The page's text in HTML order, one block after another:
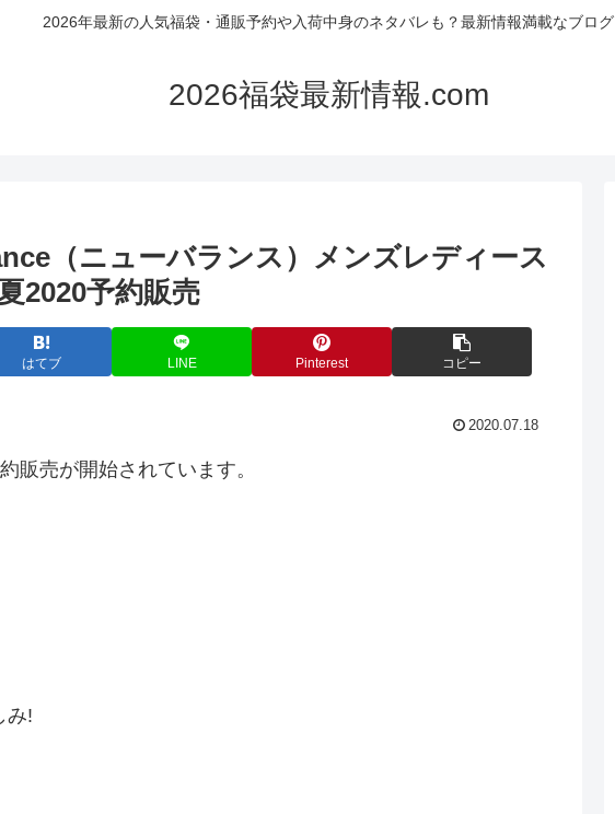
2026年最新の人気福袋・通販予約や入荷中身のネタバレも？最新情報満載なブログ
2026福袋最新情報.com
（ニューバランス）メンズレディース
2020予約販売
はてブ LINE Pinterest コピー
2020.07.18
販売が開始されています。
み!